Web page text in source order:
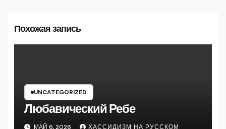
Похожая запись
UNCATEGORIZED
Любавический Ребе
МАЙ 6, 2026 ХАССИДИЗМ НА РУССКОМ